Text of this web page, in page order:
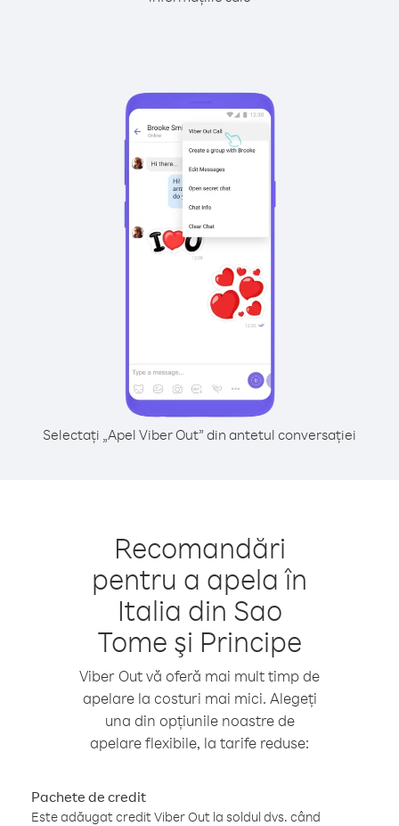
Selectați „Apel Viber Out” din antetul conversației
Recomandări
pentru a apela în
Italia din Sao
Tome şi Principe
Viber Out vă oferă mai mult timp de
apelare la costuri mai mici. Alegeți
una din opțiunile noastre de
apelare flexibile, la tarife reduse:
Pachete de credit
Este adăugat credit Viber Out la soldul dvs. când